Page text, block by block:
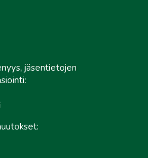
jäsentietojen